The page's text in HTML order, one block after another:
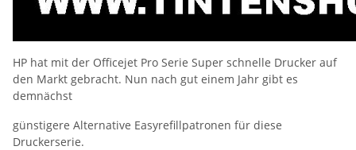
HP hat mit der Officejet Pro Serie Super schnelle Drucker auf
den Markt gebracht. Nun nach gut einem Jahr gibt es
demnächst
günstigere Alternative Easyrefillpatronen für diese
Druckerserie.